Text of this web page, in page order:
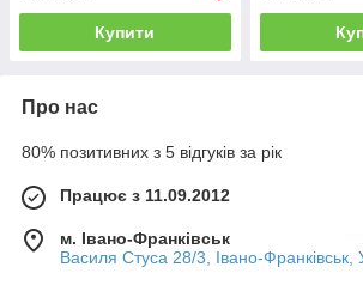
Купити
Про нас
80% позитивних з 5 відгуків за рік
Працює з 11.09.2012
м. Івано-Франківськ
Василя Стуса 28/3, Івано-Франківськ,